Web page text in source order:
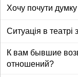
Хочу почути
Ситуація в театрі
К вам бывшие
отношений?